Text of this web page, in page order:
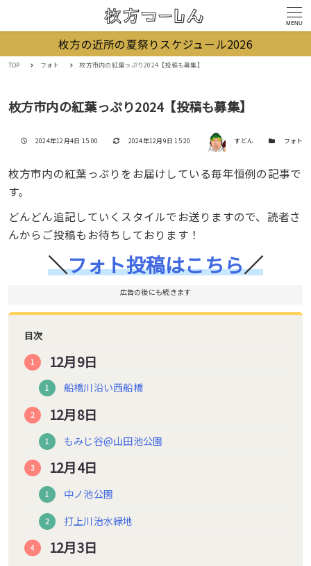
MENU
枚方の近所の夏祭りスケジュール2026
TOP フォト 枚方市内の紅葉っぷり2024【投稿も募集】
枚方市内の紅葉っぷり2024【投稿も募集】
投稿日
2024年12月4日 15:00 更新日
2024年12月9日 15:20 著者 すどん カテゴリー
フォト
枚方市内の紅葉っぷりをお届けしている毎年恒例の記事で
す。
どんどん追記していくスタイルでお送りますので、読者さ
んからご投稿もお待ちしております！
＼フォト投稿はこちら／
広告の後にも続きます
目次
12月9日
船橋川沿い西船橋
12月8日
もみじ谷@山田池公園
12月4日
中ノ池公園
打上川治水緑地
12月3日